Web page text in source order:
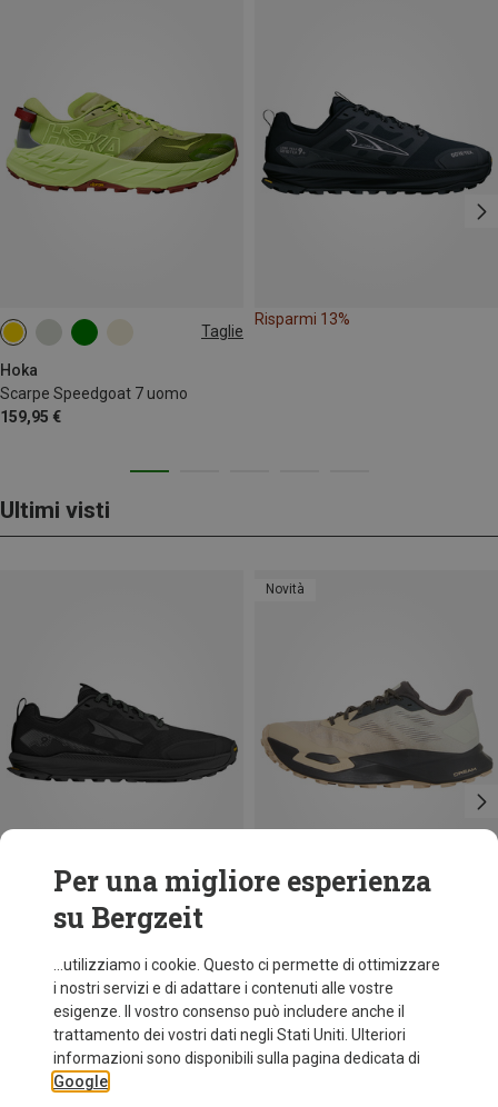
Taglie
Hoka
Scarpe Speedgoat 7 uomo
159,95 €
Risparmi 13%
Ultimi visti
+3 Taglie
Scarpe Lone Peak 9+ uomo
136,70 €
44 44.5
45
46.5
Novità
The North Face
Scarpe Vectiv Enduris 4 uomo
147,40 €
Per una migliore esperienza
su Bergzeit
...utilizziamo i cookie. Questo ci permette di ottimizzare
i nostri servizi e di adattare i contenuti alle vostre
esigenze. Il vostro consenso può includere anche il
trattamento dei vostri dati negli Stati Uniti. Ulteriori
informazioni sono disponibili sulla pagina dedicata di
Google